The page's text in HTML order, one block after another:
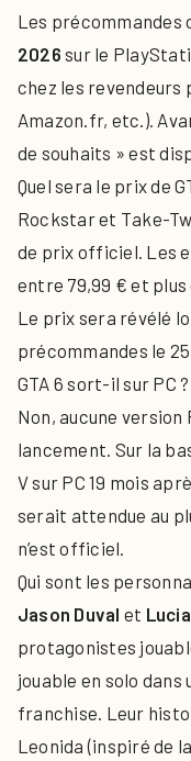
Les
2026 sur le
chez les revendeurs
Amazon.fr, etc.).
de souhaits » est
Quel sera le prix de
Rockstar et Take-
de prix officiel. Les
entre 79,99 € et plus
Le prix sera révélé
précommandes le 25
GTA 6 sort-il sur PC ?
Non, aucune version
lancement. Sur la
V sur PC 19 mois
serait attendue au
n’est officiel.
Qui sont les
Jason Duval et
protagonistes
jouable en solo
franchise. Leur
Leonida (inspiré de